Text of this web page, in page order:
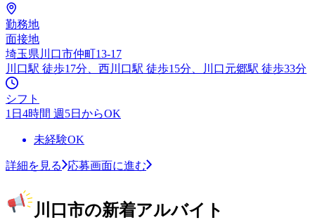
勤務地
面接地
埼玉県川口市仲町13-17
川口駅 徒歩17分、西川口駅 徒歩15分、川口元郷駅 徒歩33分
シフト
1日4時間 週5日からOK
未経験OK
詳細を見る 応募画面に進む
川口市の新着アルバイト